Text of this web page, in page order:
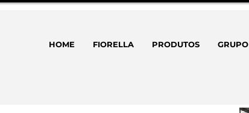
HOME FIORELLA PRODUTOS GRUPO